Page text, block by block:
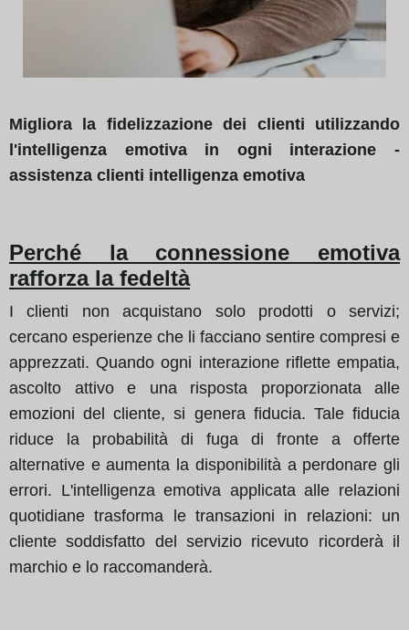
Migliora la fidelizzazione dei clienti utilizzando
l'intelligenza emotiva in ogni interazione -
assistenza clienti intelligenza emotiva
Perché la connessione emotiva
rafforza la fedeltà
I clienti non acquistano solo prodotti o servizi;
cercano esperienze che li facciano sentire compresi e
apprezzati. Quando ogni interazione riflette empatia,
ascolto attivo e una risposta proporzionata alle
emozioni del cliente, si genera fiducia. Tale fiducia
riduce la probabilità di fuga di fronte a offerte
alternative e aumenta la disponibilità a perdonare gli
errori. L'intelligenza emotiva applicata alle relazioni
quotidiane trasforma le transazioni in relazioni: un
cliente soddisfatto del servizio ricevuto ricorderà il
marchio e lo raccomanderà.